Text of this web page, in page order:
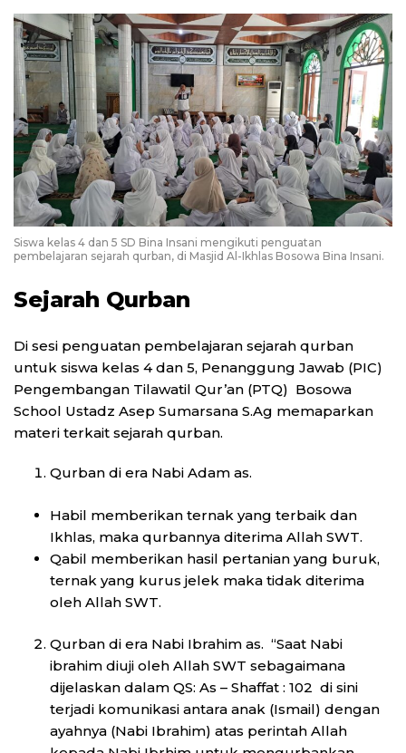
Siswa kelas 4 dan 5 SD Bina Insani mengikuti penguatan
pembelajaran sejarah qurban, di Masjid Al-Ikhlas Bosowa Bina Insani.
Sejarah Qurban
Di sesi penguatan pembelajaran sejarah qurban
untuk siswa kelas 4 dan 5, Penanggung Jawab (PIC)
Pengembangan Tilawatil Qur’an (PTQ) Bosowa
School Ustadz Asep Sumarsana S.Ag memaparkan
materi terkait sejarah qurban.
Qurban di era Nabi Adam as.
Habil memberikan ternak yang terbaik dan
Ikhlas, maka qurbannya diterima Allah SWT.
Qabil memberikan hasil pertanian yang buruk,
ternak yang kurus jelek maka tidak diterima
oleh Allah SWT.
Qurban di era Nabi Ibrahim as. “Saat Nabi
ibrahim diuji oleh Allah SWT sebagaimana
dijelaskan dalam QS: As – Shaffat : 102 di sini
terjadi komunikasi antara anak (Ismail) dengan
ayahnya (Nabi Ibrahim) atas perintah Allah